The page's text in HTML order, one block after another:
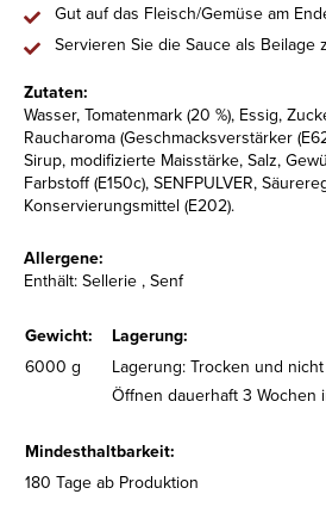
Gut auf das Fleisch/Gemüse am
Servieren Sie die Sauce als Beilage
Zutaten:
Wasser, Tomatenmark (20 %), Essig,
Raucharoma (Geschmacksverstärker
Sirup, modifizierte Maisstärke, Salz,
Farbstoff (E150c), SENFPULVER,
Konservierungsmittel (E202).
Allergene:
Enthält: Sellerie , Senf
Gewicht:
Lagerung:
6000 g
Lagerung: Trocken und
Öffnen dauerhaft 3 Wochen
Mindesthaltbarkeit:
180 Tage ab Produktion